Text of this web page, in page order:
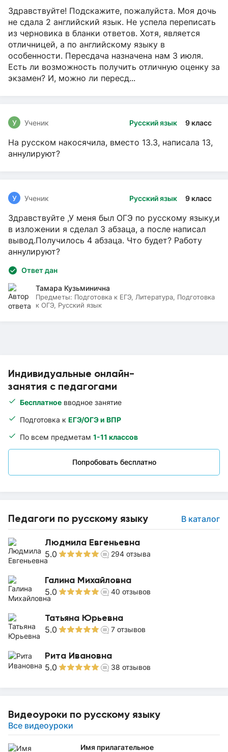
Индивидуальные онлайн-
занятия с педагогами
Бесплатное вводное занятие
Подготовка к ЕГЭ/ОГЭ и ВПР
По всем предметам 1-11 классов
Попробовать бесплатно
Педагоги по русскому языку В каталог
Людмила Евгеньевна
5.0 294 отзыва
Галина Михайловна
5.0 40 отзывов
Татьяна Юрьевна
5.0 7 отзывов
Рита Ивановна
5.0 38 отзывов
Видеоуроки по русскому языку
Все видеоуроки
Имя прилагательное
Здравствуйте! Подскажите, пожалуйста. Моя дочь
не сдала 2 английский язык. Не успела переписать
из черновика в бланки ответов. Хотя, является
отличницей, а по английскому языку в
особенности. Пересдача назначена нам 3 июля.
Есть ли возможность получить отличную оценку за
экзамен? И, можно ли пересд...
Русский язык 9 класс
У Ученик
На русском накосячила, вместо 13.3, написала 13,
аннулируют?
Русский язык 9 класс
У Ученик
Здравствуйте ,У меня был ОГЭ по русскому языку,и
в изложении я сделал 3 абзаца, а после написал
вывод.Получилось 4 абзаца. Что будет? Работу
аннулируют?
Ответ дан
Тамара Кузьминична
Предметы: Подготовка к ЕГЭ, Литература, Подготовка
к ОГЭ, Русский язык